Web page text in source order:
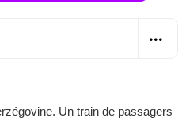
Un train de passagers